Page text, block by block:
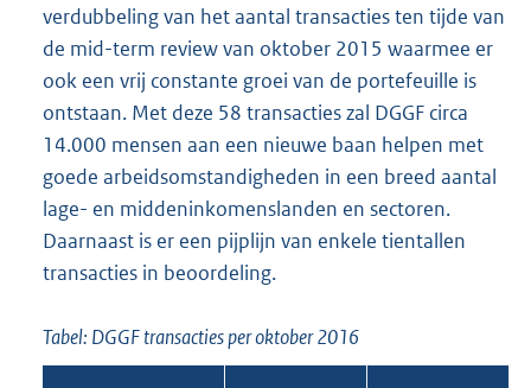
verdubbeling van het aantal transacties ten tijde van
de mid-term review van oktober 2015 waarmee er
ook een vrij constante groei van de portefeuille is
ontstaan. Met deze 58 transacties zal DGGF circa
14.000 mensen aan een nieuwe baan helpen met
goede arbeidsomstandigheden in een breed aantal
lage- en middeninkomenslanden en sectoren.
Daarnaast is er een pijplijn van enkele tientallen
transacties in beoordeling.
Tabel: DGGF transacties per oktober 2016